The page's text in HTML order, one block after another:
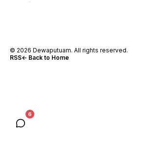
© 2026 Dewaputuam. All rights reserved.
RSS← Back to Home
6